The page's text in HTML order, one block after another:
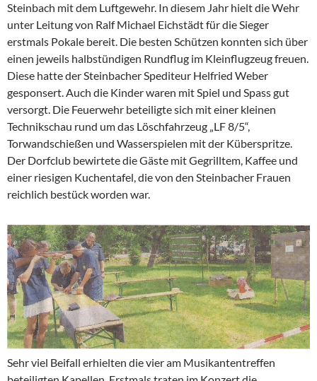
Steinbach mit dem Luftgewehr. In diesem Jahr hielt die Wehr
unter Leitung von Ralf Michael Eichstädt für die Sieger
erstmals Pokale bereit. Die besten Schützen konnten sich über
einen jeweils halbstündigen Rundflug im Kleinflugzeug freuen.
Diese hatte der Steinbacher Spediteur Helfried Weber
gesponsert. Auch die Kinder waren mit Spiel und Spass gut
versorgt. Die Feuerwehr beteiligte sich mit einer kleinen
Technikschau rund um das Löschfahrzeug „LF 8/5“,
Torwandschießen und Wasserspielen mit der Küberspritze.
Der Dorfclub bewirtete die Gäste mit Gegrilltem, Kaffee und
einer riesigen Kuchentafel, die von den Steinbacher Frauen
reichlich bestück worden war.
Sehr viel Beifall erhielten die vier am Musikantentreffen